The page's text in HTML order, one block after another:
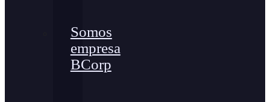
Somos
empresa
BCorp